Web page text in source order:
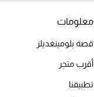
معلومات
قصة بلومينغديلز
أقرب متجر
تطبيقنا